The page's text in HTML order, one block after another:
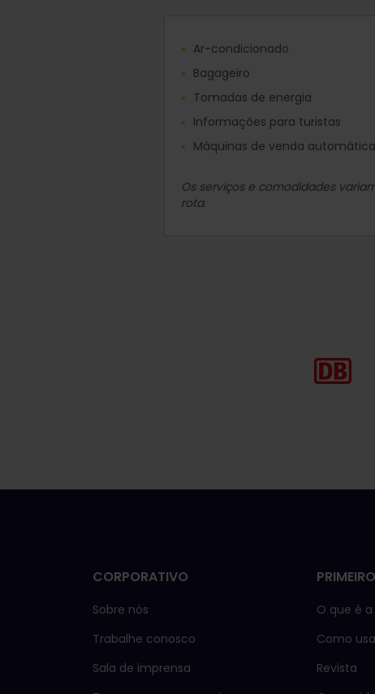
Ar-condicionado
Bagageiro
Tomadas de energia
Informações para turistas
Máquinas de venda automática
Os serviços e comodidades
rota.
CORPORATIVO
Sobre nós
Trabalhe conosco
Sala de imprensa
O que é a
Como
Revista